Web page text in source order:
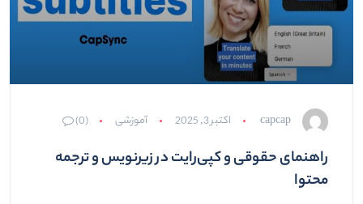
capcap اکتبر 3, 2025 آموزشی (0)
راهنمای حقوقی و کپی‌رایت در زیرنویس و ترجمه
محتوا